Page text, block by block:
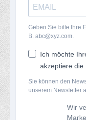
Geben Sie bitte Ihre
B. abc@xyz.com.
Ich möchte
akzeptiere die
Sie können den
unserem Newsletter
Wir